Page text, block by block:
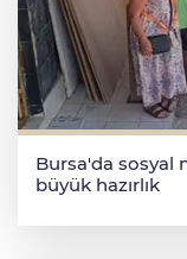
Bursa'da sosyal
büyük hazırlık